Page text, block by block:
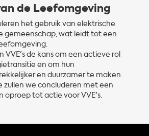
de Leefomgeving
het gebruik van elektrische
gemeenschap, wat leidt tot een
VVE's de kans om een actieve rol
en om hun
en duurzamer te maken.
zullen we concluderen met een
oproep tot actie voor VVE's.